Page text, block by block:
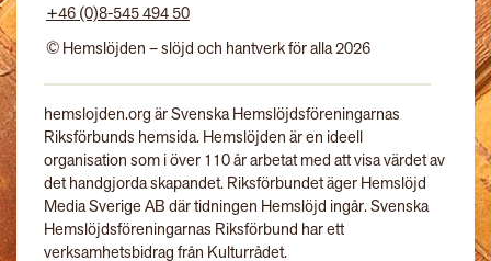
+46 (0)8-545 494 50
© Hemslöjden – slöjd och hantverk för alla 2026
hemslojden.org är Svenska Hemslöjdsföreningarnas
Riksförbunds hemsida. Hemslöjden är en ideell
organisation som i över 110 år arbetat med att visa värdet av
det handgjorda skapandet. Riksförbundet äger Hemslöjd
Media Sverige AB där tidningen Hemslöjd ingår. Svenska
Hemslöjdsföreningarnas Riksförbund har ett
verksamhetsbidrag från Kulturrådet.